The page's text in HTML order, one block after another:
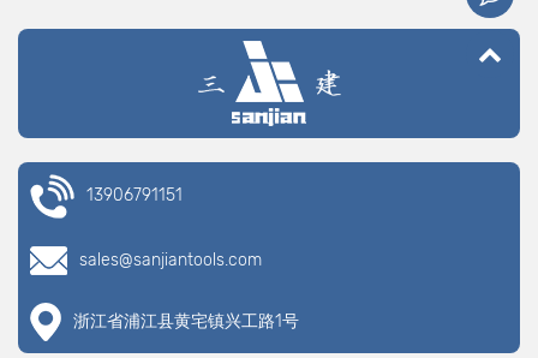
13906791151
sales@sanjiantools.com
浙江省浦江县黄宅镇兴工路1号